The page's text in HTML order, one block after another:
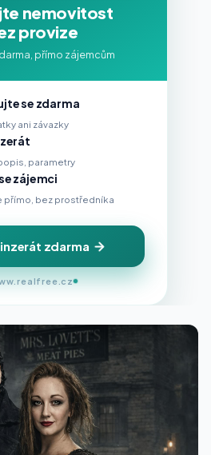
nemovitost
provize
přímo zájemcům
se zdarma
ani závazky
parametry
zájemci
přímo, bez prostředníka
zdarma